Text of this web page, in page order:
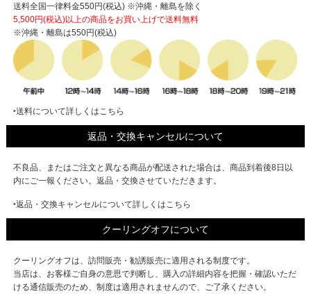
送料全国一律料金550円(税込) ※沖縄・離島を除く
5,500円(税込)以上の商品をお買い上げで送料無料
※沖縄・離島は550円(税込)
‣送料について詳しくはこちら
返品・交換キャンセルについて
不良品、またはご注文と異なる商品が配送された場合は、商品到着後8日以
内にご一報ください。返品・交換させていただきます。
‣返品・交換キャンセルについて詳しくはこちら
クーリングオフについて
クーリングオフは、訪問販売・勧誘販売に適用される制度です。
当店は、お客様ご自身の意思で判断し、購入の詳細内容を把握・確認いただ
ける通信販売のため、制度は適用されませんので、ご了承ください。